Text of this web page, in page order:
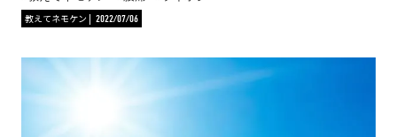
教えてネモケン
2022/07/06